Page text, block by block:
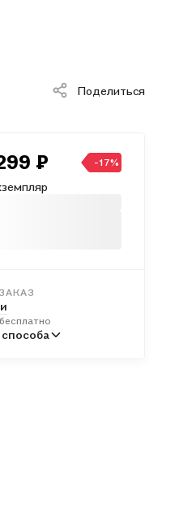
Поделиться
₽ -17%